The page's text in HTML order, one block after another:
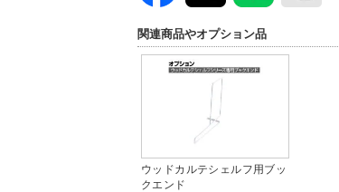
関連商品やオプション品
ウッドカルテシェルフ用ブッ
クエンド